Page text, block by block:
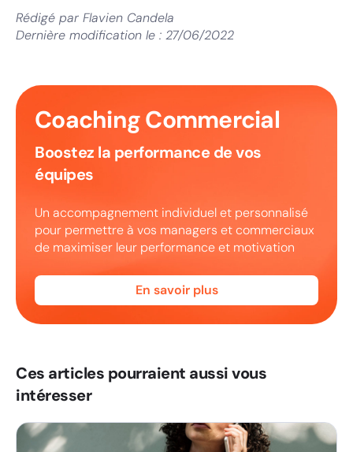
Rédigé par Flavien Candela
Dernière modification le : 27/06/2022
Coaching Commercial
Boostez la performance de vos
équipes
Un accompagnement individuel et personnalisé
pour permettre à vos managers et commerciaux
de maximiser leur performance et motivation
En savoir plus
Ces articles pourraient aussi vous
intéresser